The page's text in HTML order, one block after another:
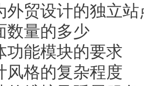
贸设计的独立站
量的多少
能模块的要求
格的复杂程度